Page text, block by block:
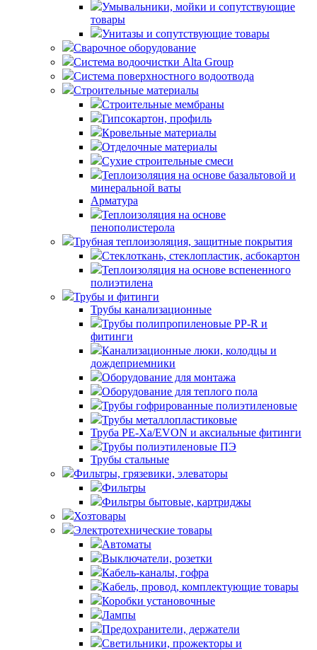
Умывальники, мойки и сопутствующие
товары
Унитазы и сопутствующие товары
Сварочное оборудование
Система водоочистки Alta Group
Система поверхностного водоотвода
Строительные материалы
Строительные мембраны
Гипсокартон, профиль
Кровельные материалы
Отделочные материалы
Сухие строительные смеси
Теплоизоляция на основе базальтовой и
минеральной ваты
Арматура
Теплоизоляция на основе
пенополистерола
Трубная теплоизоляция, защитные покрытия
Стеклоткань, стеклопластик, асбокартон
Теплоизоляция на основе вспененного
полиэтилена
Трубы и фитинги
Трубы канализационные
Трубы полипропиленовые PP-R и
фитинги
Канализационные люки, колодцы и
дождеприемники
Оборудование для монтажа
Оборудование для теплого пола
Трубы гофрированные полиэтиленовые
Трубы металлопластиковые
Труба PE-Xa/EVON и аксиальные фитинги
Трубы полиэтиленовые ПЭ
Трубы стальные
Фильтры, грязевики, элеваторы
Фильтры
Фильтры бытовые, картриджы
Хозтовары
Электротехнические товары
Автоматы
Выключатели, розетки
Кабель-каналы, гофра
Кабель, провод, комплектующие товары
Коробки установочные
Лампы
Предохранители, держатели
Светильники, прожекторы и